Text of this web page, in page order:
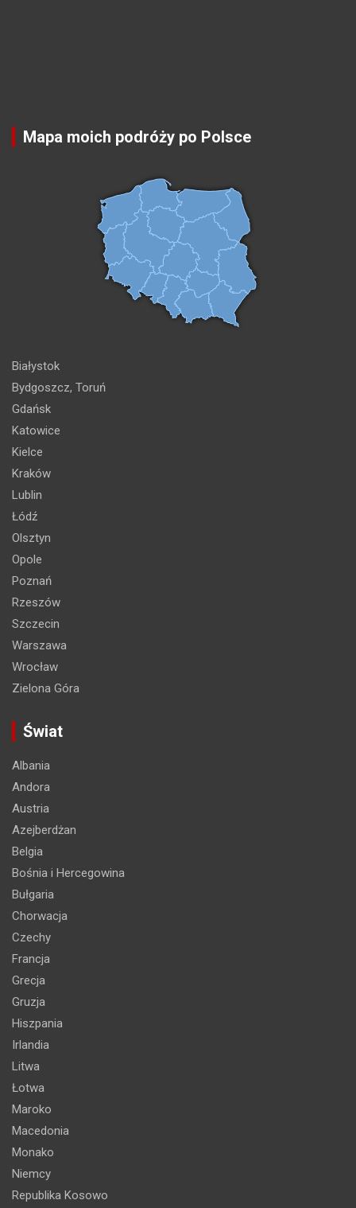
Mapa moich podróży po Polsce
Białystok
Bydgoszcz, Toruń
Gdańsk
Katowice
Kielce
Kraków
Lublin
Łódź
Olsztyn
Opole
Poznań
Rzeszów
Szczecin
Warszawa
Wrocław
Zielona Góra
Świat
Albania
Andora
Austria
Azejberdżan
Belgia
Bośnia i Hercegowina
Bułgaria
Chorwacja
Czechy
Francja
Grecja
Gruzja
Hiszpania
Irlandia
Litwa
Łotwa
Maroko
Macedonia
Monako
Niemcy
Republika Kosowo